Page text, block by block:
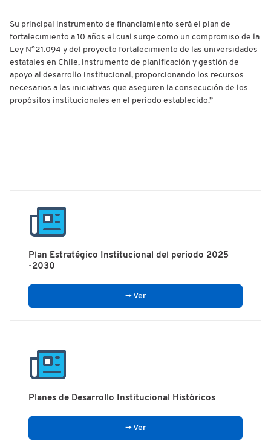
Su principal instrumento de financiamiento será el plan de
fortalecimiento a 10 años el cual surge como un compromiso de la
Ley N°21.094 y del proyecto fortalecimiento de las universidades
estatales en Chile, instrumento de planificación y gestión de
apoyo al desarrollo institucional, proporcionando los recursos
necesarios a las iniciativas que aseguren la consecución de los
propósitos institucionales en el periodo establecido.”
Plan Estratégico Institucional del periodo 2025
-2030
→ Ver
Planes de Desarrollo Institucional Históricos
→ Ver